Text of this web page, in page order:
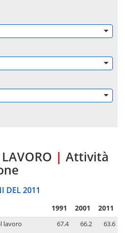
| Attività
DEL 2011
1991 2001 2011
lavoro
67.4 66.2 63.6